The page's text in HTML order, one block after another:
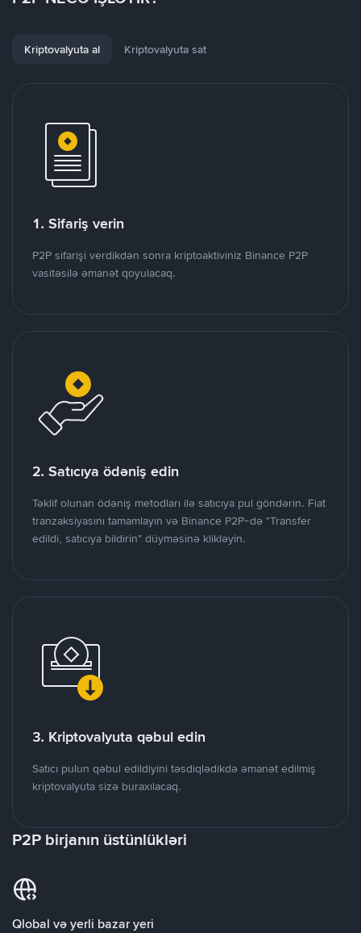
Kriptovalyuta al Kriptovalyuta sat
1. Sifariş verin
P2P sifarişi verdikdən sonra kriptoaktiviniz Binance P2P
vasitəsilə əmanət qoyulacaq.
2. Satıcıya ödəniş edin
Təklif olunan ödəniş metodları ilə satıcıya pul göndərin. Fiat
tranzaksiyasını tamamlayın və Binance P2P-də "Transfer
edildi, satıcıya bildirin" düyməsinə klikləyin.
3. Kriptovalyuta qəbul edin
Satıcı pulun qəbul edildiyini təsdiqlədikdə əmanət edilmiş
kriptovalyuta sizə buraxılacaq.
P2P birjanın üstünlükləri
Qlobal və yerli bazar yeri